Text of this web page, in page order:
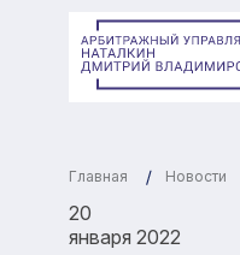
Главная Новости
20
января 2022